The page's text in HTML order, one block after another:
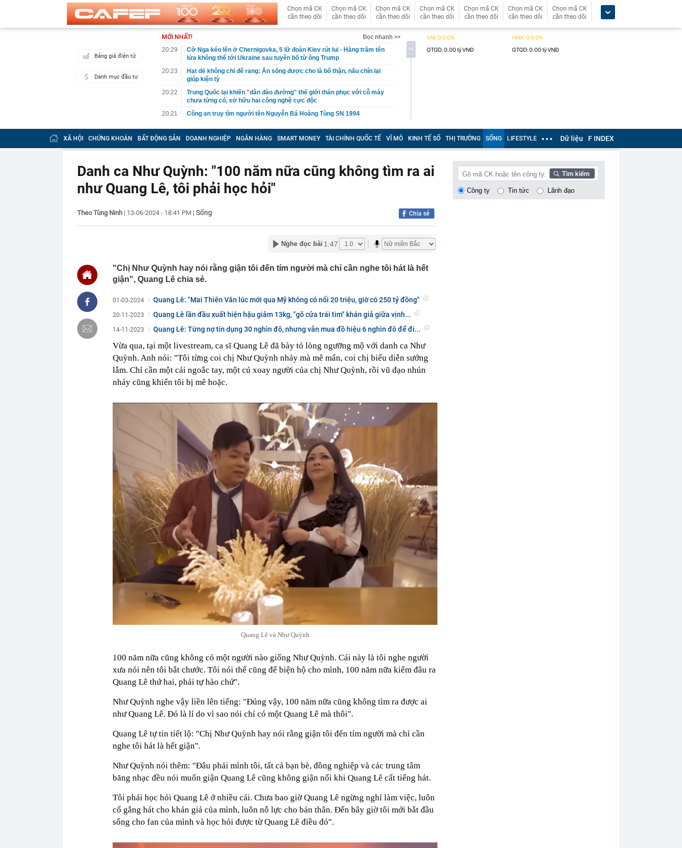
Chọn mã CK
cần theo dõi
Chọn mã CK
cần theo dõi
Chọn mã CK
cần theo dõi
Chọn mã CK
cần theo dõi
Chọn mã CK
cần theo dõi
Chọn mã CK
cần theo dõi
Chọn mã CK
cần theo dõi
Bảng giá điện tử
Danh mục đầu tư
MỚI NHẤT!
Đọc nhanh >>
20:29
Cờ Nga kéo lên ở Chernigovka, 5 lữ đoàn Kiev rút lui - Hàng trăm tên
lửa không thể tới Ukraine sau tuyên bố từ ông Trump
20:23
Hạt dẻ không chỉ để rang: Ăn sống được cho là bổ thận, nấu chín lại
giúp kiện tỳ
20:22
Trung Quốc lại khiến "dân đào đường" thế giới thán phục với cỗ máy
chưa từng có, sở hữu hai công nghệ cực độc
20:21
Công an truy tìm người tên Nguyễn Bá Hoàng Tùng SN 1994
20:11
Đội hình dự kiến Việt Nam vs Campuchia: Quang Hải, Xuân Son giành
lại suất chính
20:03
Ra ngân hàng rút 1,5 tỷ đồng tiền mặt, cặp vợ chồng "lọt tầm ngắm" bị
20:01
Giá card đồ họa dậy sóng ở châu Á, game thủ Việt Nam có “dính bão”?
20:00
Iran: Mở lại eo biển Hormuz không đồng nghĩa khôi phục hiện trạng
trước chiến tranh
doanh nghiệp giai đoạn 2026-2030
19:49
Chuyên gia Phan Anh Tú: Việt Nam không nên vội vàng trước
Đem đấu giá bộ trang sức kim cương 25 tỷ của bà Trương Mỹ Lan:
19:37
Khánh Sky, Vua Quạt và Hồ Văn Khoa bị khởi tố sau loạt livestream
gây náo loạn mạng xã hội
Ukraine
19:37
Nơi chuẩn bị lên thành phố trực thuộc Trung ương mới của Việt Nam
19:28
Vì sao Trường Giang có biệt danh 'Mười Khó'?
19:23
Lãi suất ngân hàng 7/8 tại Agribank, Vietcombank, BIDV, VietinBank,
MB, Sacombank, HDBank,...
19:21
Cây nha đam 28 năm tuổi héo khô suốt 2 năm bỗng bật chồi, cách xử
lý của người bà khiến dân mạng nể phục
19:10
Chủ tiệm văn phòng phẩm tiết lộ 4 món đầu năm học bán rất chạy
nhưng học sinh lại ít dùng
19:00
XSMB 7/8 - Kết quả xổ số miền Bắc hôm nay thứ Sáu ngày 7/8/2026
XÃ HỘI CHỨNG KHOÁN BẤT ĐỘNG SẢN DOANH NGHIỆP NGÂN HÀNG SMART MONEY TÀI CHÍNH QUỐC TẾ VĨ MÔ KINH TẾ SỐ THỊ TRƯỜNG SỐNG LIFESTYLE Dữ liệu F INDEX
Danh ca Như Quỳnh: "100 năm nữa cũng không tìm ra ai
như Quang Lê, tôi phải học hỏi"
Theo Tùng Ninh | 13-06-2024 - 18:41 PM | Sống Chia sẻ
Nghe đọc bài 1:47
"Chị Như Quỳnh hay nói rằng giận tôi đến tím người mà chỉ cần nghe tôi hát là hết
giận", Quang Lê chia sẻ.
01-03-2024 Quang Lê: "Mai Thiên Vân lúc mới qua Mỹ không có nổi 20 triệu, giờ có 250 tỷ đồng"
20-11-2023 Quang Lê lần đầu xuất hiện hậu giảm 13kg, "gõ cửa trái tim" khán giả giữa vịnh...
14-11-2023 Quang Lê: Từng nợ tín dụng 30 nghìn đô, nhưng vẫn mua đồ hiệu 6 nghìn đô để đi...
Vừa qua, tại một livestream, ca sĩ Quang Lê đã bày tỏ lòng ngưỡng mộ với danh ca Như
Quỳnh. Anh nói: "Tôi từng coi chị Như Quỳnh nhảy mà mê mẩn, coi chị biểu diễn sướng
lắm. Chỉ cần một cái ngoắc tay, một cú xoay người của chị Như Quỳnh, rồi vũ đạo nhún
nhảy cũng khiến tôi bị mê hoặc.
Quang Lê và Như Quỳnh
100 năm nữa cũng không có một người nào giống Như Quỳnh. Cái này là tôi nghe người
xưa nói nên tôi bắt chước. Tôi nói thế cũng để biện hộ cho mình, 100 năm nữa kiếm đâu ra
Quang Lê thứ hai, phải tự hào chứ".
Như Quỳnh nghe vậy liền lên tiếng: "Đúng vậy, 100 năm nữa cũng không tìm ra được ai
như Quang Lê. Đó là lí do vì sao nói chỉ có một Quang Lê mà thôi".
Quang Lê tự tin tiết lộ: "Chị Như Quỳnh hay nói rằng giận tôi đến tím người mà chỉ cần
nghe tôi hát là hết giận".
Như Quỳnh nói thêm: "Đâu phải mình tôi, tất cả bạn bè, đồng nghiệp và các trung tâm
băng nhạc đều nói muốn giận Quang Lê cũng không giận nổi khi Quang Lê cất tiếng hát.
Tôi phải học hỏi Quang Lê ở nhiều cái. Chưa bao giờ Quang Lê ngừng nghỉ làm việc, luôn
cố gắng hát cho khán giả của mình, luôn nỗ lực cho bản thân. Đến bây giờ tôi mới bắt đầu
sống cho fan của mình và học hỏi được từ Quang Lê điều đó".
Công ty Tin tức Lãnh đạo